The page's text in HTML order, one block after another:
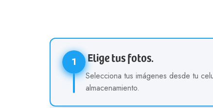
1 Elige tus fotos.
Selecciona tus imágenes desde tu
almacenamiento.